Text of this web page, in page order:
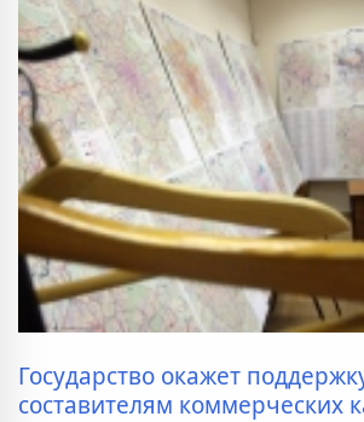
Государство окажет
составителям коммерческих